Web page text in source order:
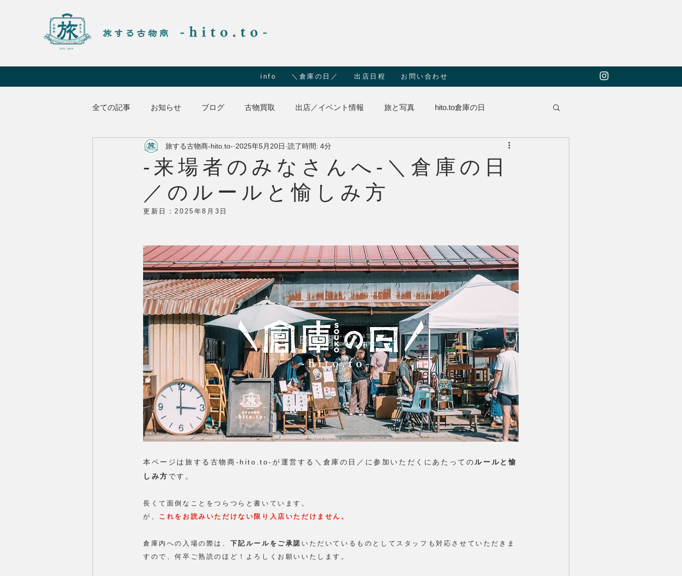
info ＼倉庫の日／ 出店日程 お問い合わせ
全ての記事 お知らせ ブログ 古物買取 出店／イベント情報 旅と写真 hito.to倉庫の日
-来場者のみなさんへ-＼倉庫の日
／のルールと愉しみ方
旅する古物商-hito.to- 2025年5月20日 読了時間: 4分
更新日：2025年8月3日
本ページは旅する古物商-hito.to-が運営する＼倉庫の日／に参加いただくにあたってのルールと愉
しみ方 です。
長くて面倒なことをつらつらと書いています。
が、 これをお読みいただけない限り入店いただけません。
倉庫内への入場の際は、 下記ルールをご承諾 いただいているものとしてスタッフも対応させていただきま
すので、何卒ご熟読のほど！よろしくお願いいたします。